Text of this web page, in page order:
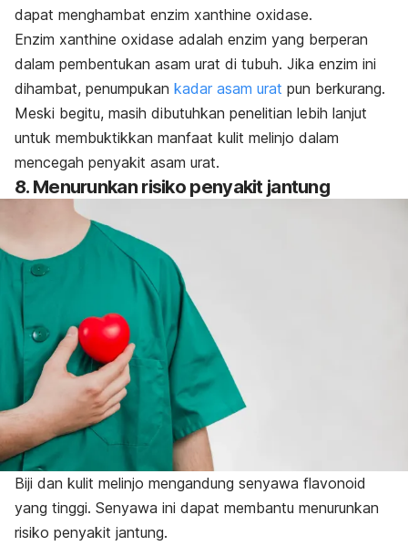
dapat menghambat enzim xanthine oxidase.
Enzim xanthine oxidase adalah enzim yang berperan
dalam pembentukan asam urat di tubuh. Jika enzim ini
dihambat, penumpukan kadar asam urat pun berkurang.
Meski begitu, masih dibutuhkan penelitian lebih lanjut
untuk membuktikkan manfaat kulit melinjo dalam
mencegah penyakit asam urat.
8. Menurunkan risiko penyakit jantung
Biji dan kulit melinjo mengandung senyawa flavonoid
yang tinggi. Senyawa ini dapat membantu menurunkan
risiko penyakit jantung.